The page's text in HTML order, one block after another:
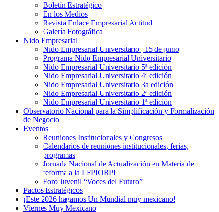
Boletín Estratégico
En los Medios
Revista Enlace Empresarial Actitud
Galería Fotográfica
Nido Empresarial
Nido Empresarial Universitario | 15 de junio
Programa Nido Empresarial Universitario
Nido Empresarial Universitario 5ª edición
Nido Empresarial Universitario 4ª edición
Nido Empresarial Universitario 3a edición
Nido Empresarial Universitario 2ª edición
Nido Empresarial Universitario 1ª edición
Observatorio Nacional para la Simplificación y Formalización
de Negocio
Eventos
Reuniones Institucionales y Congresos
Calendarios de reuniones institucionales, ferias,
programas
Jornada Nacional de Actualización en Materia de
reforma a la LFPIORPI
Foro Juvenil “Voces del Futuro”
Pactos Estratégicos
¡Este 2026 hagamos Un Mundial muy mexicano!
Viernes Muy Mexicano